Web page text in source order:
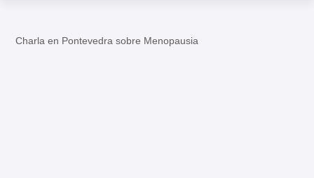
Charla en Pontevedra sobre Menopausia